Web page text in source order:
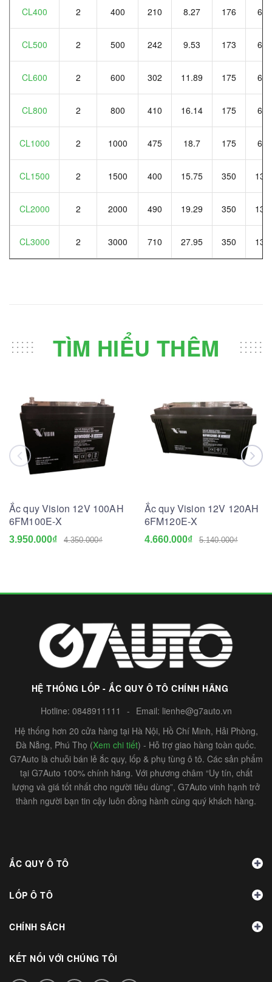
CL400 2 400 210 8.27 176
CL500 2 500 242 9.53 173
CL600 2 600 302 11.89 175
CL800 2 800 410 16.14 175
CL1000 2 1000 475 18.7 175
CL1500 2 1500 400 15.75 350
CL2000 2 2000 490 19.29 350
CL3000 2 3000 710 27.95 350
TÌM HIỂU THÊM
Ắc quy Vision 12V 100AH
6FM100E-X
3.950.000₫ 4.350.000₫
Ắc quy Vision 12V 120AH
6FM120E-X
4.660.000₫ 5.140.000₫
HỆ THỐNG LỐP - ẮC QUY Ô TÔ CHÍNH HÃNG
Hotline: 0848911111 - Email: lienhe@g7auto.vn
Hệ thống hơn 20 cửa hàng tại Hà Nội, Hồ Chí Minh, Hải Phòng,
Đà Nẵng, Phú Thọ (Xem chi tiết) - Hỗ trợ giao hàng toàn quốc.
G7Auto là chuỗi bán lẻ ắc quy, lốp & phụ tùng ô tô. Các sản phẩm
tại G7Auto 100% chính hãng. Với phương châm “Uy tín, chất
lượng và giá tốt nhất cho người tiêu dùng”, G7Auto vinh hạnh trở
thành người bạn tin cậy luôn đồng hành cùng quý khách hàng.
ẮC QUY Ô TÔ
LỐP Ô TÔ
CHÍNH SÁCH
KẾT NỐI VỚI CHÚNG TÔI